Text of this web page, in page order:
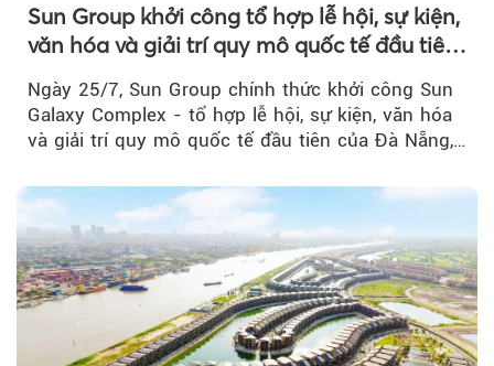
Sun Group khởi công tổ hợp lễ hội, sự kiện,
văn hóa và giải trí quy mô quốc tế đầu tiên
Ngày 25/7, Sun Group chính thức khởi công Sun
Galaxy Complex - tổ hợp lễ hội, sự kiện, văn hóa
và giải trí quy mô quốc tế đầu tiên của Đà Nẵng,…